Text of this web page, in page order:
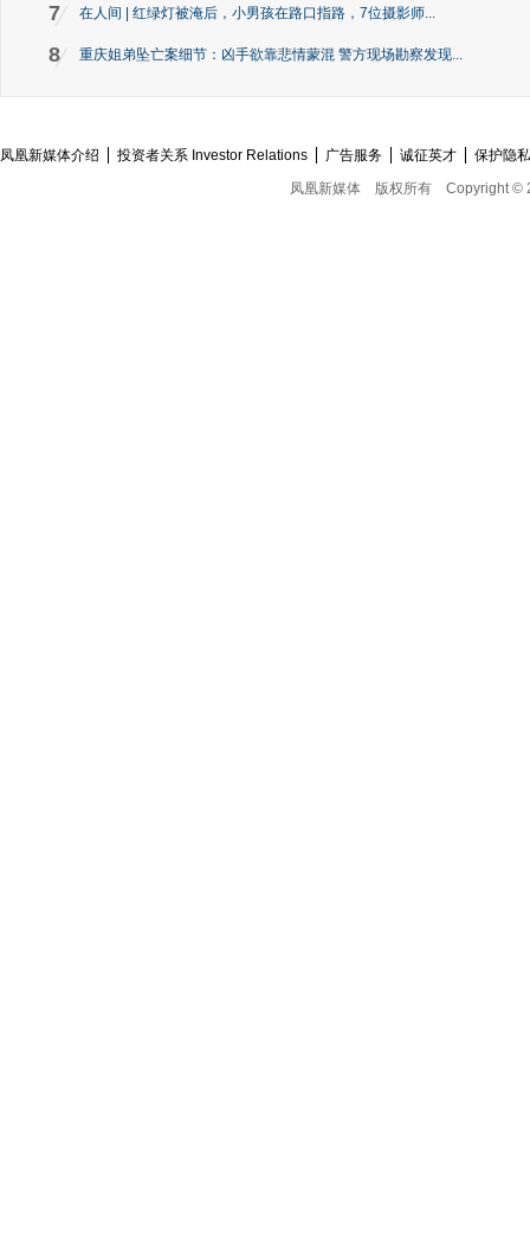
7 在人间 | 红绿灯被淹后，小男孩在路口指路，7位摄影师...
8 重庆姐弟坠亡案细节：凶手欲靠悲情蒙混 警方现场勘察发现...
凤凰新媒体介绍 投资者关系 Investor Relations 广告服务 诚征英才
保护隐
凤凰新媒体
版权所有 Copyright ©